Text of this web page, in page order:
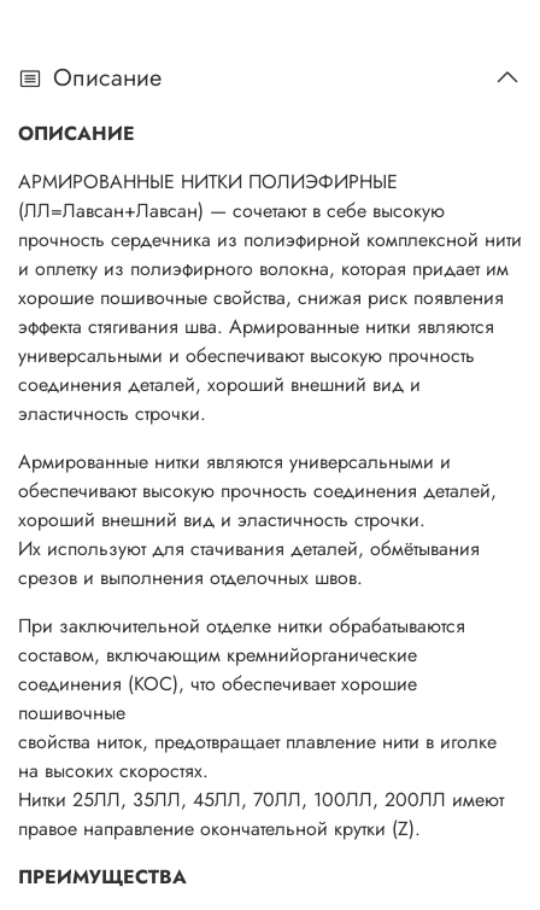
Описание
ОПИСАНИЕ
АРМИРОВАННЫЕ НИТКИ ПОЛИЭФИРНЫЕ
(ЛЛ=Лавсан+Лавсан) — сочетают в себе высокую
прочность сердечника из полиэфирной комплексной нити
и оплетку из полиэфирного волокна, которая придает им
хорошие пошивочные свойства, снижая риск появления
эффекта стягивания шва. Армированные нитки являются
универсальными и обеспечивают высокую прочность
соединения деталей, хороший внешний вид и
эластичность строчки.
Армированные нитки являются универсальными и
обеспечивают высокую прочность соединения деталей,
хороший внешний вид и эластичность строчки.
Их используют для стачивания деталей, обмётывания
срезов и выполнения отделочных швов.
При заключительной отделке нитки обрабатываются
составом, включающим кремнийорганические
соединения (КОС), что обеспечивает хорошие
пошивочные
свойства ниток, предотвращает плавление нити в иголке
на высоких скоростях.
Нитки 25ЛЛ, 35ЛЛ, 45ЛЛ, 70ЛЛ, 100ЛЛ, 200ЛЛ имеют
правое направление окончательной крутки (Z).
ПРЕИМУЩЕСТВА